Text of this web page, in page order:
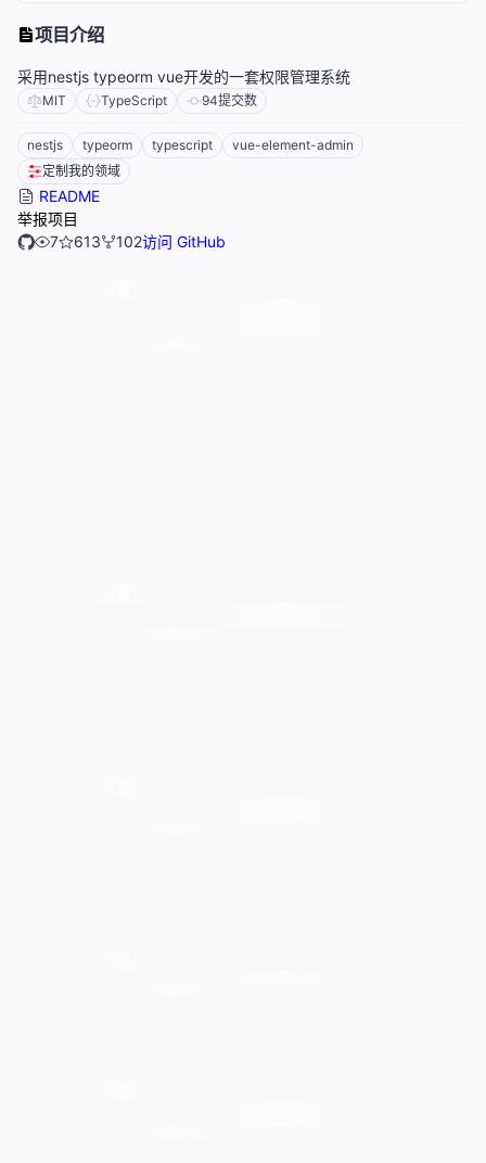
项目介绍
采用nestjs typeorm vue开发的一套权限管理系统
MIT TypeScript 94提交数
nestjs typeorm typescript
vue-element-admin
定制我的领域
README
举报项目
7
613 102访问 GitHub